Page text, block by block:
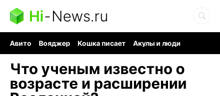
Hi-News.ru
Авито Вояджер Кошка писает
Акулы и люди
Что ученым известно о
возрасте и расширении